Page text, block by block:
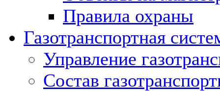
Правила охраны
Газотранспортная
Управление
Состав